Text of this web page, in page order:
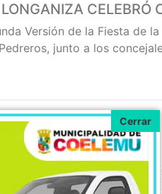
CELEBRÓ
Versión de la Fiesta de
junto a los
de calle Exequiel
Exequiel Larenas y